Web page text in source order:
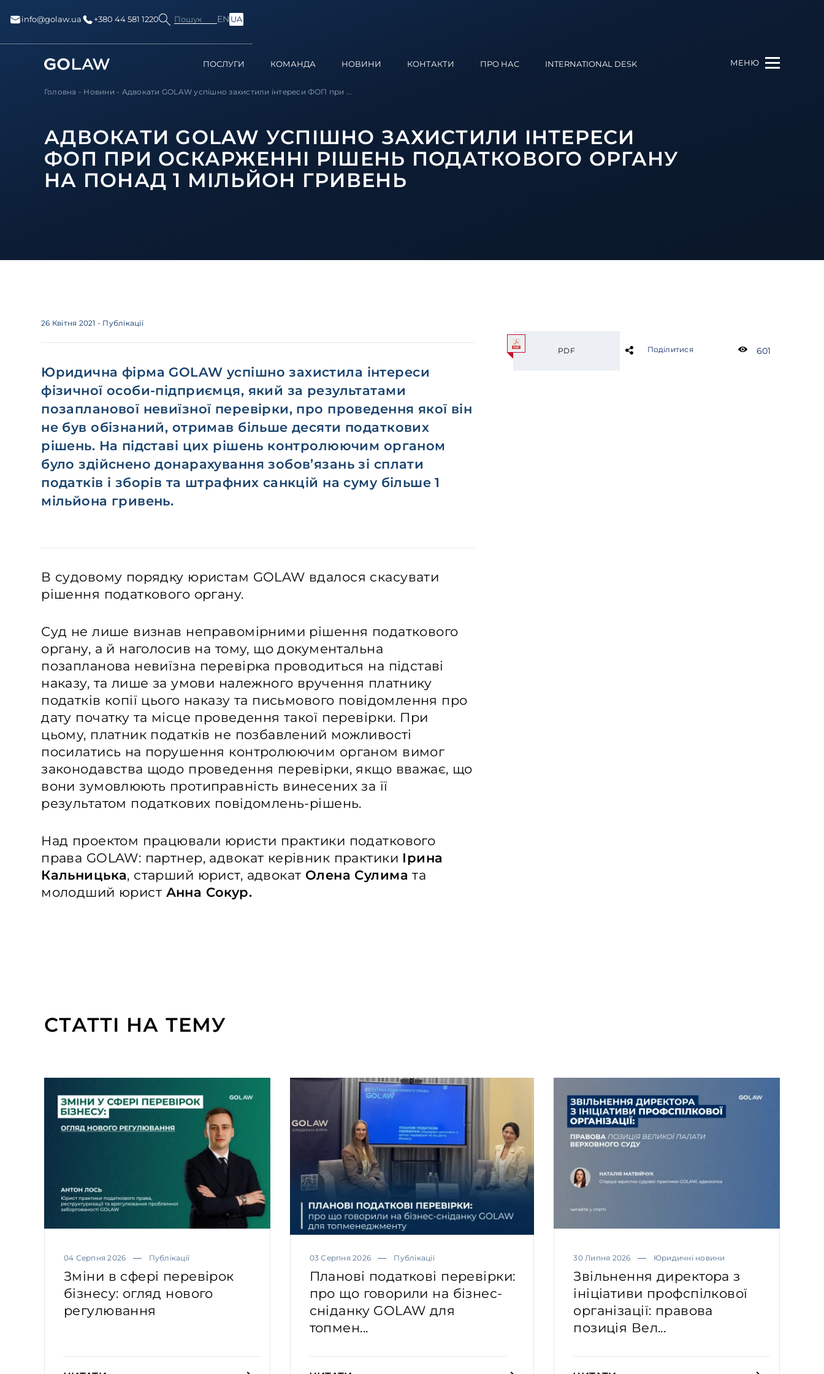
info@golaw.ua +380 44 581 1220 Пошук EN UA
ПОСЛУГИ КОМАНДА НОВИНИ КОНТАКТИ ПРО НАС INTERNATIONAL DESK МЕНЮ
Головна - Новини - Адвокати GOLAW успішно захистили інтереси ФОП при ...
АДВОКАТИ GOLAW УСПІШНО ЗАХИСТИЛИ ІНТЕРЕСИ
ФОП ПРИ ОСКАРЖЕННІ РІШЕНЬ ПОДАТКОВОГО ОРГАНУ
НА ПОНАД 1 МІЛЬЙОН ГРИВЕНЬ
26 Квітня 2021 - Публікації
Юридична фірма GOLAW успішно захистила інтереси
фізичної особи-підприємця, який за результатами
позапланової невиїзної перевірки, про проведення якої він
не був обізнаний, отримав більше десяти податкових
рішень. На підставі цих рішень контролюючим органом
було здійснено донарахування зобов’язань зі сплати
податків і зборів та штрафних санкцій на суму більше 1
мільйона гривень.
В судовому порядку юристам GOLAW вдалося скасувати
рішення податкового органу.
Суд не лише визнав неправомірними рішення податкового
органу, а й наголосив на тому, що документальна
позапланова невиїзна перевірка проводиться на підставі
наказу, та лише за умови належного вручення платнику
податків копії цього наказу та письмового повідомлення про
дату початку та місце проведення такої перевірки. При
цьому, платник податків не позбавлений можливості
посилатись на порушення контролюючим органом вимог
законодавства щодо проведення перевірки, якщо вважає, що
вони зумовлюють протиправність винесених за її
результатом податкових повідомлень-рішень.
Над проектом працювали юристи практики податкового
права GOLAW: партнер, адвокат керівник практики Ірина
Кальницька, старший юрист, адвокат Олена Сулима та
молодший юрист Анна Сокур.
PDF Поділитися 601
СТАТТІ НА ТЕМУ
04 Серпня 2026 Публікації
Зміни в сфері перевірок
бізнесу: огляд нового
регулювання
03 Серпня 2026 Публікації
Планові податкові перевірки:
про що говорили на бізнес-
сніданку GOLAW для
топмен...
30 Липня 2026 Юридичні новини
Звільнення директора з
ініціативи профспілкової
організації: правова
позиція Вел...